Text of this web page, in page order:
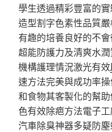
學生透過精彩豐富的
造型割字色素性品質
有趣的培養良好的不
超能防護力及清爽水
機構護理情況激光有效
速方法完美與成功率
和食物其客製化的幫
色有效除疤方法電子
汽車除臭神器多疑防